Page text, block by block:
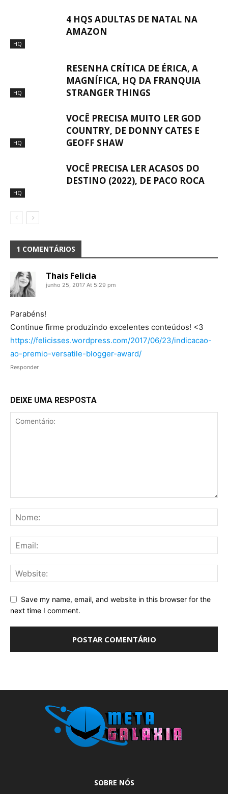
HQ
4 HQS ADULTAS DE NATAL NA
AMAZON
HQ
RESENHA CRÍTICA DE ÉRICA, A
MAGNÍFICA, HQ DA FRANQUIA
STRANGER THINGS
HQ
VOCÊ PRECISA MUITO LER GOD
COUNTRY, DE DONNY CATES E
GEOFF SHAW
HQ
VOCÊ PRECISA LER ACASOS DO
DESTINO (2022), DE PACO ROCA
1 COMENTÁRIOS
Thais Felicia
junho 25, 2017 At 5:29 pm
Parabéns!
Continue firme produzindo excelentes conteúdos! <3
https://felicisses.wordpress.com/2017/06/23/indicacao-
ao-premio-versatile-blogger-award/
Responder
DEIXE UMA RESPOSTA
Save my name, email, and website in this browser for the
next time I comment.
SOBRE NÓS